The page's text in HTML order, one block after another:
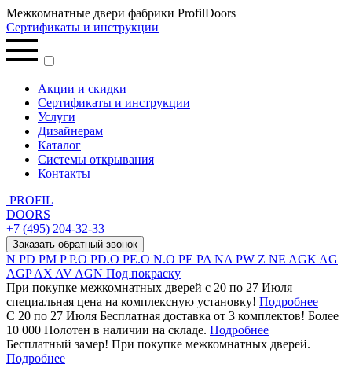
Межкомнатные двери фабрики ProfilDoors
Сертификаты и инструкции
Акции и скидки
Сертификаты и инструкции
Услуги
Дизайнерам
Каталог
Системы открывания
Контакты
PROFIL
DOORS
+7 (495) 204-32-33
Заказать обратный звонок
N PD PM PP.O PD.O PE.O N.O PE PA NA PW Z NE AGK AG
AGPAX AV AGN Под покраску
При покупке межкомнатных дверей c 20 по 27 Июля
специальная цена на комплексную установку! Подробнее
С 20 по 27 Июля Бесплатная доставка от 3 комплектов! Более
10 000 Полотен в наличии на складе. Подробнее
Бесплатный замер! При покупке межкомнатных дверей.
Подробнее